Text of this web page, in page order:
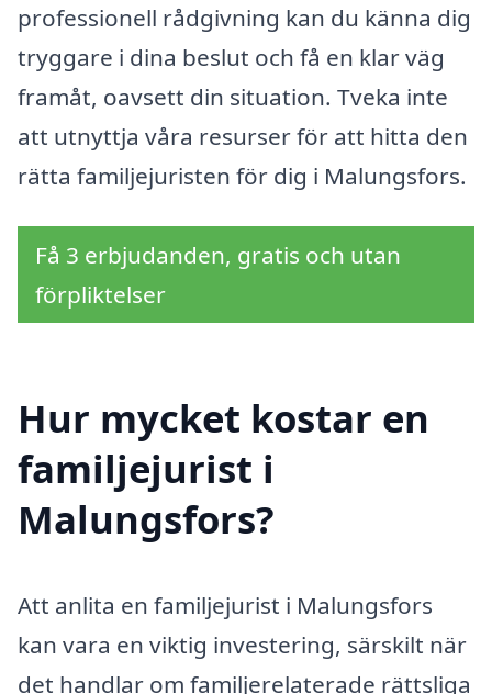
professionell rådgivning kan du känna dig
tryggare i dina beslut och få en klar väg
framåt, oavsett din situation. Tveka inte
att utnyttja våra resurser för att hitta den
rätta familjejuristen för dig i Malungsfors.
Få 3 erbjudanden, gratis och utan
förpliktelser
Hur mycket kostar en
familjejurist i
Malungsfors?
Att anlita en familjejurist i Malungsfors
kan vara en viktig investering, särskilt när
det handlar om familjerelaterade rättsliga